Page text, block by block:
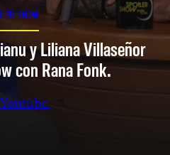
SHOW
y Liliana Villaseñor
con Rana Fonk.